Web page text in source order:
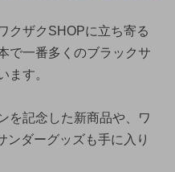
クザクSHOPに立ち寄る
で一番多くのブラックサ
ます。
を記念した新商品や、ワ
ンダーグッズも手に入り